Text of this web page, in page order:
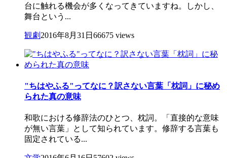
台に触れる機会が多くなってきていますね。しかし、
舞台という...
観劇 2016年8月31日 66675 views
"ちはやふる"ってなに？訳さない言葉「枕詞」に秘め
られた真の意味
和歌における修辞法のひとつ、枕詞。「直接的な意味
が無い言葉」として知られています。修辞する言葉も
固定されている...